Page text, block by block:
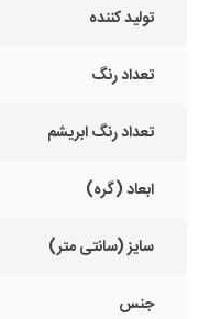
تولید کننده
تعداد رنگ
تعداد رنگ ابریشم
ابعاد (گره)
سایز (سانتی متر)
جنس